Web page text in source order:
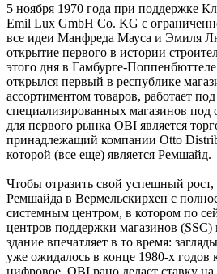
5 ноября 1970 года при поддержке
Emil Lux GmbH Co. KG с
все идеи Манфреда Мауса и Эмиля
открытие первого в истории
этого дня в Гамбурге-
открылся первый в республике
ассортиментом товаров, работает
специализированных магазинов
для первого рынка OBI является
принадлежащий компании Otto
которой (все еще) является Ремшайд.
Чтобы отразить свой успешный рост,
Ремшайда в Вермельскирхен с
системным центром, в котором по
центров поддержки магазинов
здание впечатляет в то время:
уже ожидалось в конце 1980-х годов
цифровое, OBI рано делает ставку